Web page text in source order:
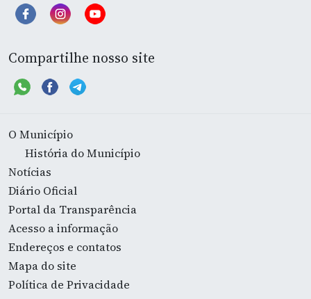
Compartilhe nosso site
O Município
História do Município
Notícias
Diário Oficial
Portal da Transparência
Acesso a informação
Endereços e contatos
Mapa do site
Política de Privacidade